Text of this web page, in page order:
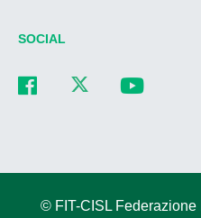
SOCIAL
© FIT-CISL Federazione